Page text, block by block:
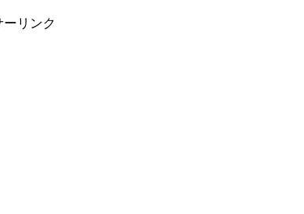
ーリンク